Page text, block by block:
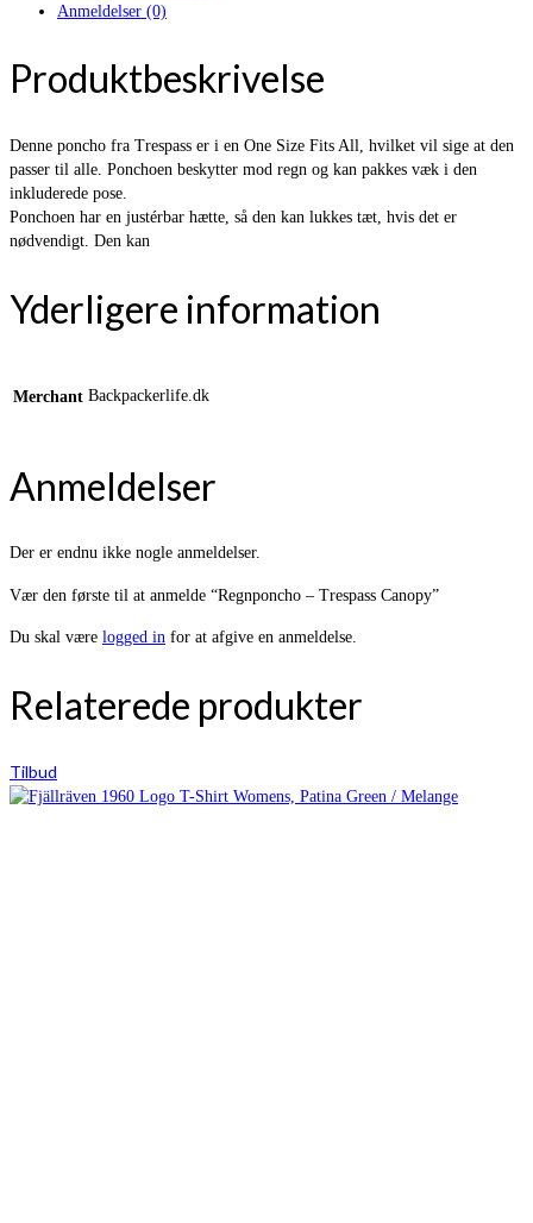
Anmeldelser (0)
Produktbeskrivelse
Denne poncho fra Trespass er i en One Size Fits All, hvilket vil sige at den
passer til alle. Ponchoen beskytter mod regn og kan pakkes væk i den
inkluderede pose.
Ponchoen har en justérbar hætte, så den kan lukkes tæt, hvis det er
nødvendigt. Den kan
Yderligere information
Merchant Backpackerlife.dk
Anmeldelser
Der er endnu ikke nogle anmeldelser.
Vær den første til at anmelde “Regnponcho – Trespass Canopy”
Du skal være logged in for at afgive en anmeldelse.
Relaterede produkter
Tilbud